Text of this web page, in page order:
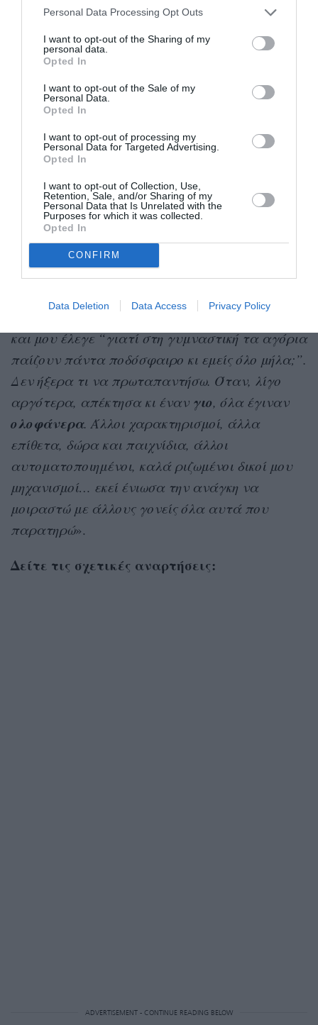
Personal Data Processing Opt Outs
I want to opt-out of the Sharing of my
personal data.
Opted In
I want to opt-out of the Sale of my
Personal Data.
Opted In
I want to opt-out of processing my
Personal Data for Targeted Advertising.
Opted In
I want to opt-out of Collection, Use,
Retention, Sale, and/or Sharing of my
Personal Data that Is Unrelated with the
Purposes for which it was collected.
Opted In
CONFIRM
Data Deletion Data Access Privacy Policy
επικίνδυνες– ότι προωθούν, για παράδειγμα,
από τους άντρες στις γυναίκες.
Το Παρατηρητήριο δημιούργησε η ηθοποιός
Αγγελική Μαρίνου
, η οποία είχε πει στο Marie
όσο μεγάλωνε ηκόρημουκαι άρχισαν οι
διαχωρισμοί
οι δραστηριότητες, τα επαγγέλματα, όλα
έμοιαζαν να έχουν φύλο. Χωρίς να το
καταλάβει, με βοήθησε πολύ και η ίδια. Της
έλεγα “πάμε στον γιατρό” και μου απαντούσε
πάντα “γιατί λες στον; Πού ξέρεις ότι δεν είναι
γυναίκα γιατρός;”. Ξυριζόμουν και με ρωτούσε
“γιατί ξυρίζεσαι;”. Γυρνούσε απ’ το σχολείο
και μου έλεγε “γιατί στη γυμναστική τα αγόρια
παίζουν πάντα ποδόσφαιρο κι εμείς όλο μήλα;”.
Δεν ήξερα τι να πρωταπαντήσω. Όταν, λίγο
αργότερα, απέκτησα κι έναν γιο, όλα έγιναν
ολοφάνερα. Άλλοι χαρακτηρισμοί, άλλα
επίθετα, δώρα και παιχνίδια, άλλοι
αυτοματοποιημένοι, καλά ριζωμένοι δικοί μου
μηχανισμοί… εκεί ένιωσα την ανάγκη να
μοιραστώ με άλλους γονείς όλα αυτά που
παρατηρώ».
Δείτε τις σχετικές αναρτήσεις:
ADVERTISEMENT - CONTINUE READING BELOW